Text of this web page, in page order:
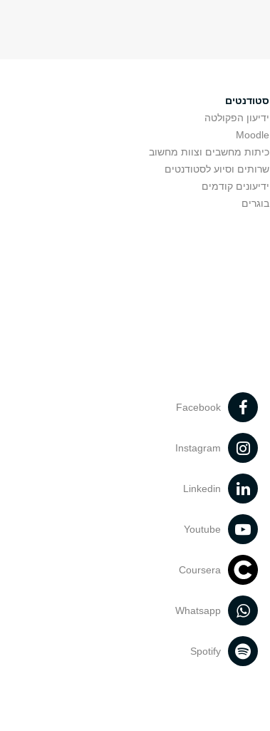
סטודנטים
ידיעון הפקולטה
Moodle
כיתות מחשבים וצוות מחשוב
שרותים וסיוע לסטודנטים
ידיעונים קודמים
בוגרים
Facebook
Instagram
Linkedin
Youtube
Coursera
Whatsapp
Spotify